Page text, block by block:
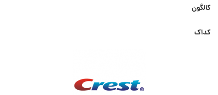
کالگون
کداک